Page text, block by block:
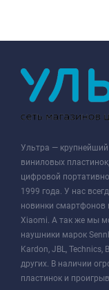
Ультра — крупнейший
виниловых
цифровой
1999 года. У нас
новинки смартфонов
Xiaomi. А так же мы
наушники марок
Kardon, JBL, Technics,
других. В наличии
пластинок и